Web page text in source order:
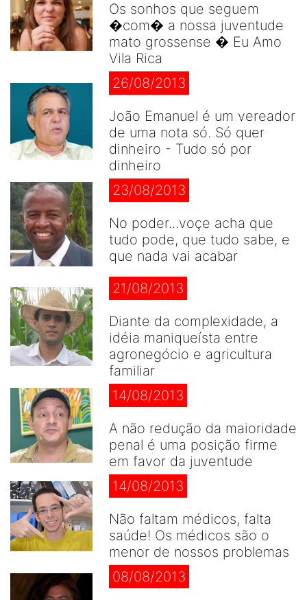
Os sonhos que seguem
�com� a nossa juventude
mato grossense � Eu Amo
Vila Rica
26/08/2013
João Emanuel é um vereador
de uma nota só. Só quer
dinheiro - Tudo só por
dinheiro
23/08/2013
No poder...voçe acha que
tudo pode, que tudo sabe, e
que nada vai acabar
21/08/2013
Diante da complexidade, a
idéia maniqueísta entre
agronegócio e agricultura
familiar
14/08/2013
A não redução da maioridade
penal é uma posição firme
em favor da juventude
14/08/2013
Não faltam médicos, falta
saúde! Os médicos são o
menor de nossos problemas
08/08/2013